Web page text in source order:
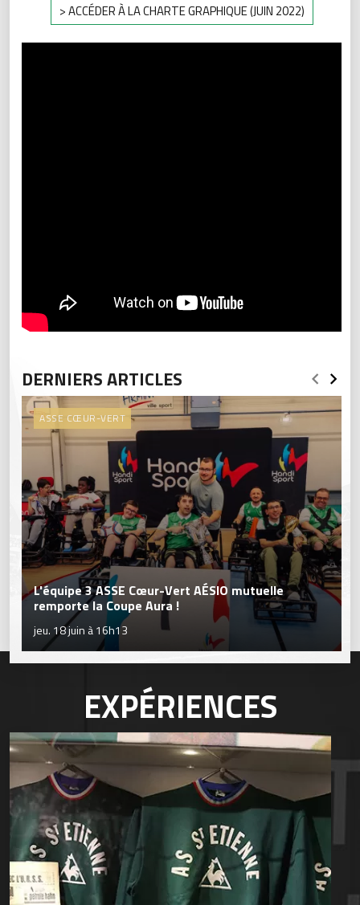
> ACCÉDER À LA CHARTE GRAPHIQUE (JUIN 2022)
DERNIERS ARTICLES
ASSE CŒUR-VERT
L'équipe 3 ASSE Cœur-Vert AÉSIO mutuelle
remporte la Coupe Aura !
jeu. 18 juin à 16h13
EXPÉRIENCES